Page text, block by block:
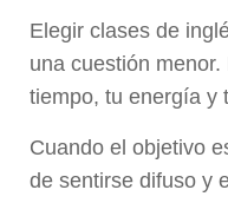
Elegir clases de
una cuestión
tiempo, tu energía y
Cuando el objetivo
de sentirse difuso y